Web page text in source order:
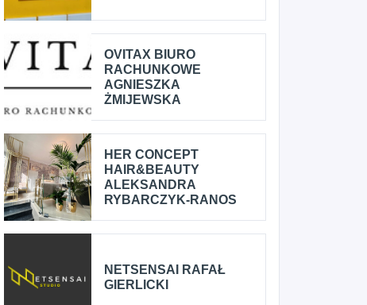
OVITAX BIURO
RACHUNKOWE
AGNIESZKA
ŻMIJEWSKA
HER CONCEPT
HAIR&BEAUTY
ALEKSANDRA
RYBARCZYK-RANOS
NETSENSAI RAFAŁ
GIERLICKI